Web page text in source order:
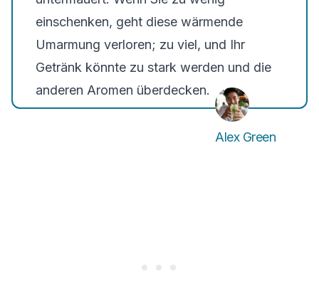
einschenken, geht diese wärmende
Umarmung verloren; zu viel, und Ihr
Getränk könnte zu stark werden und die
anderen Aromen überdecken.
Alex Green